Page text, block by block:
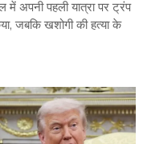
में अपनी पहली यात्रा पर ट्रंप
जबकि खशोगी की हत्या के